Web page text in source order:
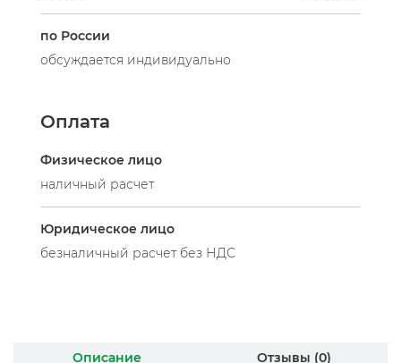
по России
обсуждается индивидуально
Оплата
Физическое лицо
наличный расчет
Юридическое лицо
безналичный расчет без НДС
Описание Отзывы (0)